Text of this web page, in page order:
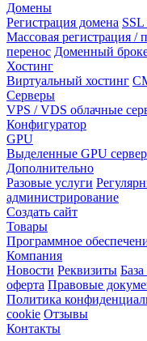
Домены
Регистрация домена
Массовая регистрация /
перенос Доменный
Хостинг
Виртуальный хостинг
Серверы
VPS / VDS облачные
Конфигуратор
GPU
Выделенные GPU
Дополнительно
Разовые услуги
администрирование
Создать сайт
Товары
Программное
Компания
Новости Реквизиты
оферта Правовые
Политика
cookie Отзывы
Контакты